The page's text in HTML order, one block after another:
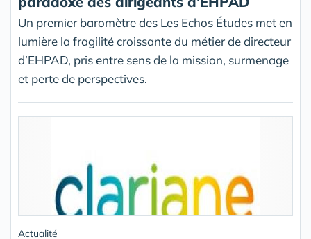
Un premier baromètre des Les Echos Études met en
lumière la fragilité croissante du métier de directeur
d’EHPAD, pris entre sens de la mission, surmenage
et perte de perspectives.
Actualité